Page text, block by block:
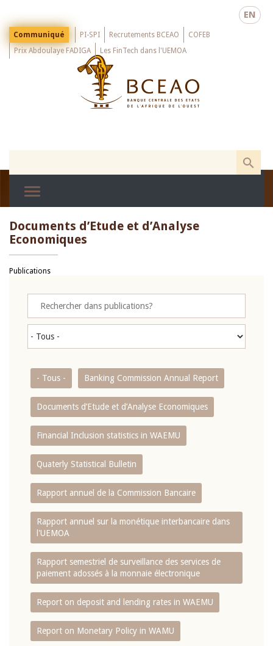
main
content
EN
Menu
Top
Communiqué PI-SPI Recrutements BCEAO
COFEB
Prix Abdoulaye FADIGA
Les FinTech dans l'UEMOA
Documents d’Etude et d’Analyse
Economiques
Publications
- Tous - Banking Commission Annual Report
Documents d’Etude et d’Analyse Economiques
Financial Inclusion statistics in WAEMU
Quaterly Statistical Bulletin
Rapport annuel de la Commission Bancaire
Rapport annuel sur la monétique interbancaire dans
l'UEMOA
Rapport semestriel de surveillance des services de
paiement adossés à la monnaie électronique
Report on deposit and lending rates in WAEMU
Report on Monetary Policy in WAMU